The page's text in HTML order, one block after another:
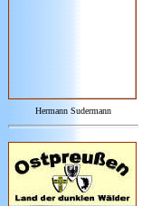
Hermann Sudermann